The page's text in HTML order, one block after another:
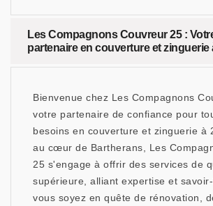
Les Compagnons Couvreur 25 :
partenaire en couverture et zinguerie
Bienvenue chez Les Compagnons
votre partenaire de confiance pour
besoins en couverture et zinguerie à
au cœur de Bartherans, Les
25 s'engage à offrir des services de
supérieure, alliant expertise et
vous soyez en quête de rénovation,